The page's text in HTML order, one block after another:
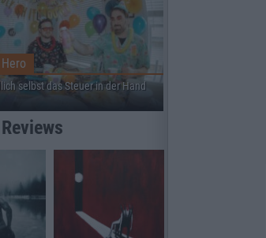
selbst das Steuer in der Hand